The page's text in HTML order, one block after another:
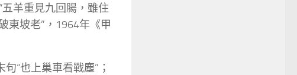
羊重見九回腸，雖住
東坡老”，1964年《甲
“也上巢車看戰塵”；